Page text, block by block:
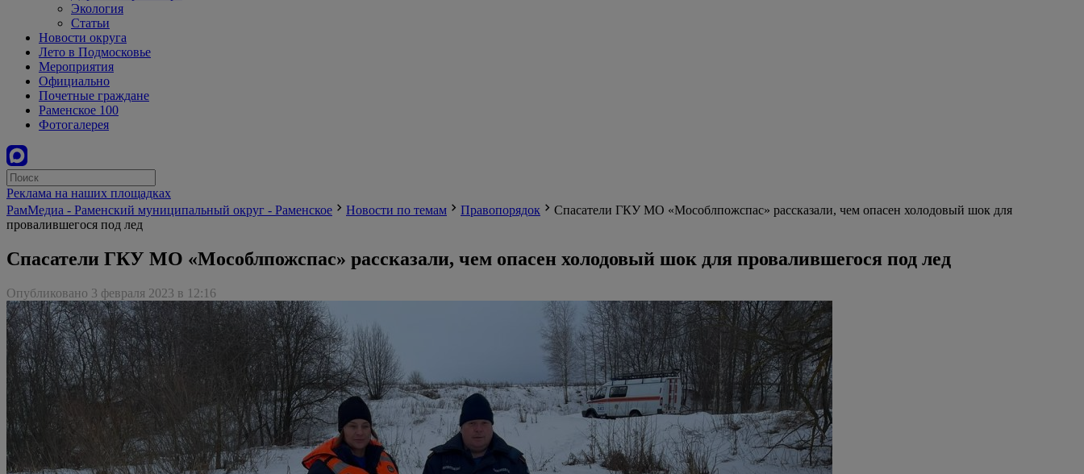
Экология
Статьи
Новости округа
Лето в Подмосковье
Мероприятия
Официально
Почетные граждане
Раменское 100
Фотогалерея
Реклама на наших площадках
РамМедиа - Раменский муниципальный округ - Раменское
Новости по темам Правопорядок
Спасатели ГКУ МО «Мособлпожспас» рассказали, чем опасен холодовый шок для
провалившегося под лед
Спасатели ГКУ МО «Мособлпожспас» рассказали, чем опасен холодовый шок для провалившегося под лед
Опубликовано 3 февраля 2023 в 12:16